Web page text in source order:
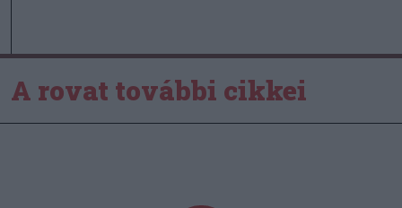
A rovat további cikkei